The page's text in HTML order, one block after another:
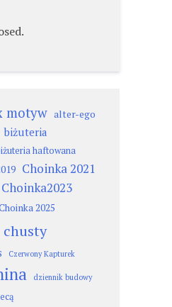
motyw alter-ego
biżuteria
haftowana
Choinka 2021
Choinka2023
2025
chusty
Czerwony Kapturek
dziennik budowy